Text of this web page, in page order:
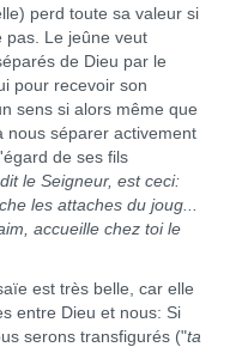
perd toute sa valeur si
pas. Le jeûne veut
de Dieu par le
pour recevoir son
sens si alors même que
nous séparer activement
de ses fils
le Seigneur, est ceci:
les attaches du joug...
accueille chez toi le
est très belle, car elle
entre Dieu et nous: Si
serons transfigurés ("ta